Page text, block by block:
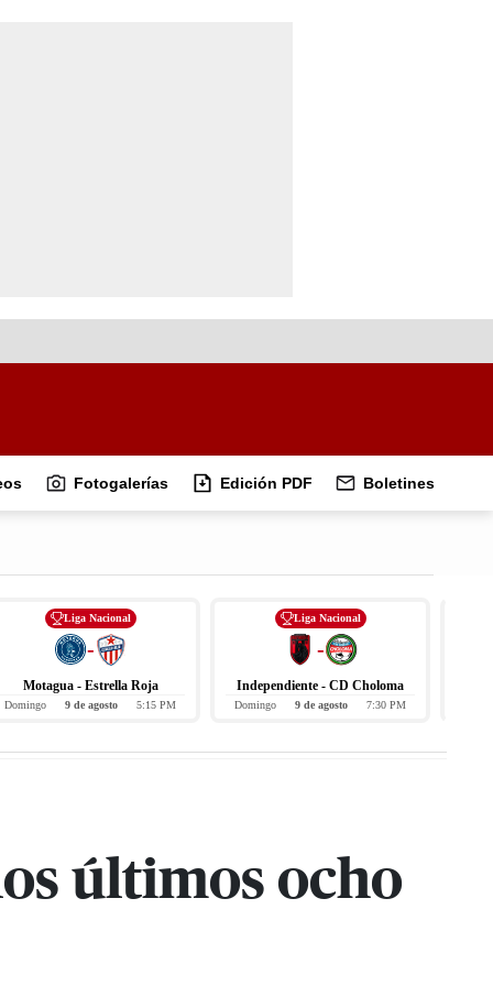
Fotogalerías Edición PDF Boletines
Liga Nacional
-
Motagua - Estrella Roja
Domingo 9 de agosto 5:15 PM
Liga Nacional
-
Independiente - CD Choloma
Domingo 9 de agosto 7:30 PM
últimos ocho